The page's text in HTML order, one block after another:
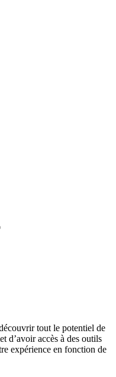
tout le potentiel de
d’avoir accès à des outils
expérience en fonction de